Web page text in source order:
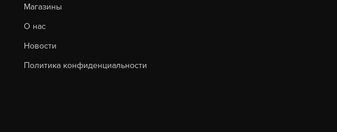
Магазины
О нас
Новости
Политика конфиденциальности